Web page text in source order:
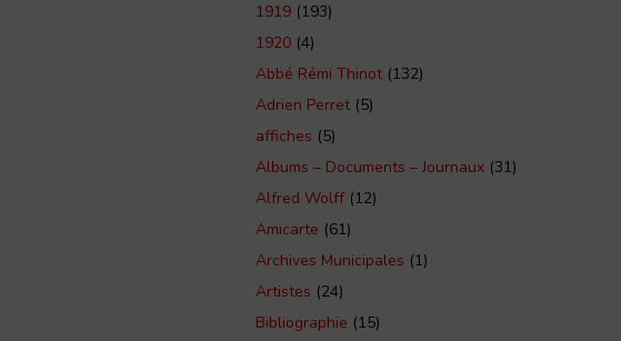
1919 (193)
1920 (4)
Abbé Rémi Thinot(132)
Adrien Perret(5)
affiches (5)
Albums – Documents – Journaux (31)
Alfred Wolff (12)
Amicarte (61)
Archives Municipales (1)
Artistes (24)
Bibliographie (15)